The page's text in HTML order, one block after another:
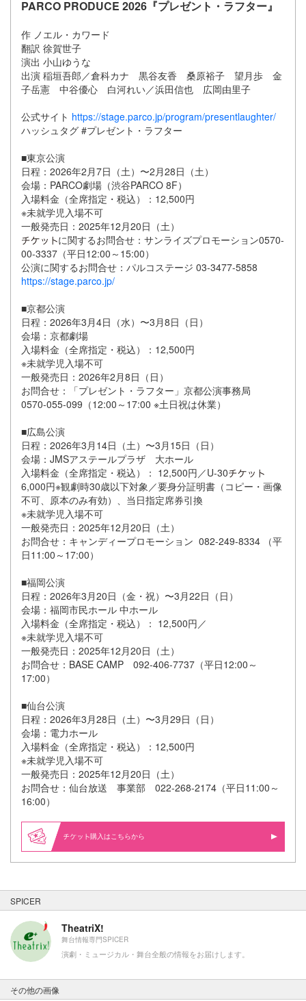
PARCO PRODUCE 2026『プレゼント・ラフター』
作 ノエル・カワード
翻訳 徐賀世子
演出 小山ゆうな
出演 稲垣吾郎／倉科カナ 黒谷友香 桑原裕子 望月歩 金
子岳憲 中谷優心 白河れい／浜田信也 広岡由里子
公式サイト https://stage.parco.jp/program/presentlaughter/
ハッシュタグ #プレゼント・ラフター
■東京公演
日程：2026年2月7日（土）〜2月28日（土）
会場：PARCO劇場（渋谷PARCO 8F）
入場料金（全席指定・税込）：12,500円
※未就学児入場不可
一般発売日：2025年12月20日（土）
に関するお問合せ：サンライズプロモーション0570-
00-3337（平日12:00～15:00）
公演に関するお問合せ：パルコステージ 03-3477-5858
https://stage.parco.jp/
■京都公演
日程：2026年3月4日（水）〜3月8日（日）
会場：京都劇場
入場料金（全席指定・税込）：12,500円
※未就学児入場不可
一般発売日：2026年2月8日（日）
お問合せ：「プレゼント・ラフター」京都公演事務局
0570-055-099（12:00～17:00 ※土日祝は休業）
■広島公演
日程：2026年3月14日（土）〜3月15日（日）
会場：JMSアステールプラザ 大ホール
入場料金（全席指定・税込）： 12,500円／U-30
6,000円※観劇時30歳以下対象／要身分証明書（コピー・画像
不可、原本のみ有効）、当日指定席券引換
※未就学児入場不可
一般発売日：2025年12月20日（土）
お問合せ：キャンディープロモーション 082-249-8334 （平
日11:00～17:00）
■福岡公演
日程：2026年3月20日（金・祝）〜3月22日（日）
会場：福岡市民ホール 中ホール
入場料金（全席指定・税込）： 12,500円／
※未就学児入場不可
一般発売日：2025年12月20日（土）
お問合せ：BASE CAMP 092-406-7737（平日12:00～
17:00）
■仙台公演
日程：2026年3月28日（土）〜3月29日（日）
会場：電力ホール
入場料金（全席指定・税込）：12,500円
※未就学児入場不可
一般発売日：2025年12月20日（土）
お問合せ：仙台放送 事業部 022-268-2174（平日11:00～
16:00）
購入はこちらから
SPICER
TheatriX!
舞台情報専門SPICER
演劇・ミュージカル・舞台全般の情報をお届けします。
その他の画像